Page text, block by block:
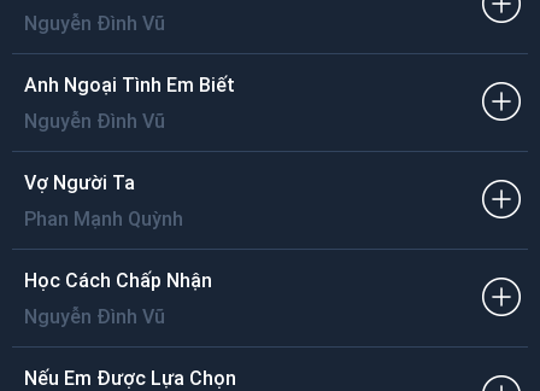
Nguyễn Đình Vũ
Anh Ngoại Tình Em Biết
Nguyễn Đình Vũ
Vợ Người Ta
Phan Mạnh Quỳnh
Học Cách Chấp Nhận
Nguyễn Đình Vũ
Nếu Em Được Lựa Chọn